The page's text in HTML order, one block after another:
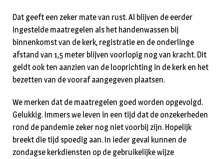
Dat geeft een zeker mate van rust. Al blijven de eerder
ingestelde maatregelen als het handenwassen bij
binnenkomst van de kerk, registratie en de onderlinge
afstand van 1,5 meter blijven voorlopig nog van kracht. Dit
geldt ook ten aanzien van de looprichting in de kerk en het
bezetten van de vooraf aangegeven plaatsen.
We merken dat de maatregelen goed worden opgevolgd.
Gelukkig. Immers we leven in een tijd dat de onzekerheden
rond de pandemie zeker nog niet voorbij zijn. Hopelijk
breekt die tijd spoedig aan. In ieder geval kunnen de
zondagse kerkdiensten op de gebruikelijke wijze